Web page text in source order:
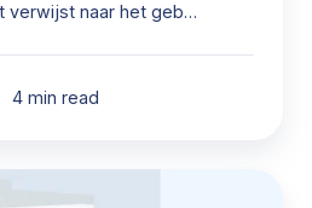
verwijst naar het geb…
4 min read